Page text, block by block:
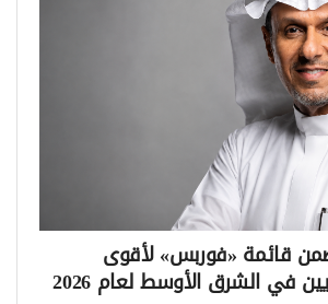
قائمة «فوربس» لأقوى
في الشرق الأوسط لعام 2026